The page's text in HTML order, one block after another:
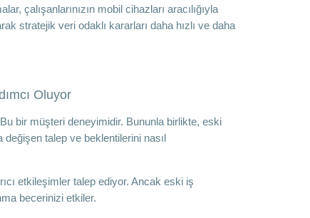
çalışanlarınızın mobil cihazları aracılığıyla
stratejik veri odaklı kararları daha hızlı ve daha
Oluyor
bir müşteri deneyimidir. Bununla birlikte, eski
değişen talep ve beklentilerini nasıl
etkileşimler talep ediyor. Ancak eski iş
becerinizi etkiler.